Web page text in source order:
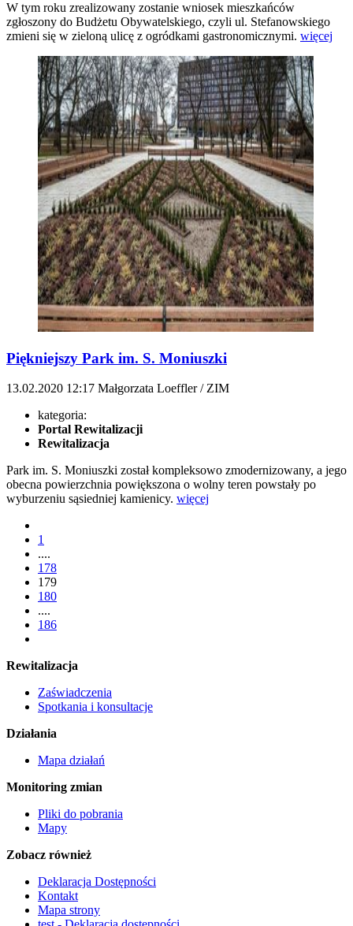
W tym roku zrealizowany zostanie wniosek mieszkańców
zgłoszony do Budżetu Obywatelskiego, czyli ul. Stefanowskiego
zmieni się w zieloną ulicę z ogródkami gastronomicznymi. więcej
Piękniejszy Park im. S. Moniuszki
13.02.2020 12:17 Małgorzata Loeffler / ZIM
kategoria:
Portal Rewitalizacji
Rewitalizacja
Park im. S. Moniuszki został kompleksowo zmodernizowany, a jego
obecna powierzchnia powiększona o wolny teren powstały po
wyburzeniu sąsiedniej kamienicy. więcej
1
....
178
179
180
....
186
Rewitalizacja
Zaświadczenia
Spotkania i konsultacje
Działania
Mapa działań
Monitoring zmian
Pliki do pobrania
Mapy
Zobacz również
Deklaracja Dostępności
Kontakt
Mapa strony